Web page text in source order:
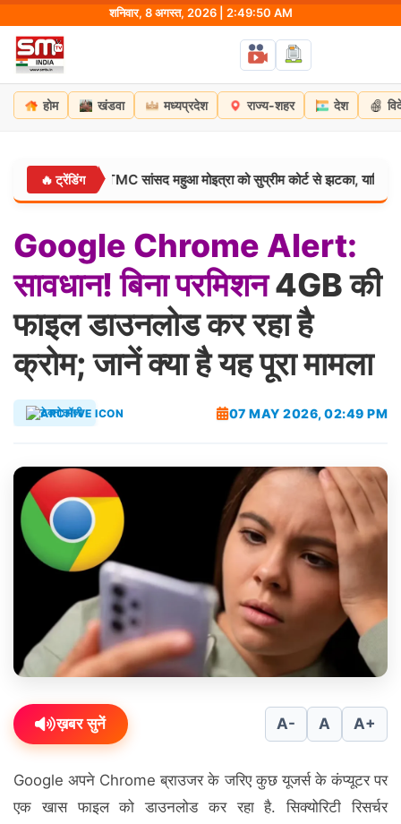
content
शनिवार, 8 अगस्त, 2026 | 2:49:51 AM
होम खंडवा मध्यप्रदेश राज्य-शहर देश
🔥 ट्रेंडिंग
है?” TMC सांसद महुआ मोइत्रा को सुप्रीम कोर्ट से झटका, याचिका खारिज
Google Chrome Alert:
सावधान! बिनापरमिशन4GB की
फाइल डाउनलोड कर रहा है
क्रोम; जानें क्या है यह पूरा मामला
टेक्नोलॉजी 07 MAY 2026, 02:49 PM
ख़बर सुनें A- A A+
Google अपने Chrome ब्राउजर के जरिए कुछ यूजर्स के कंप्यूटर पर
एक खास फाइल को डाउनलोड कर रहा है. सिक्योरिटी रिसर्चर